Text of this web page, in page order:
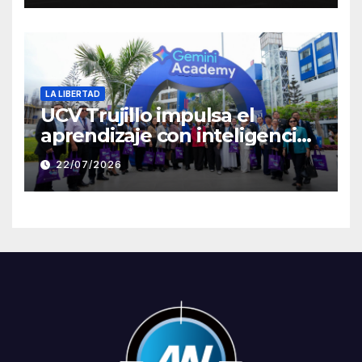
Clement
LA LIBERTAD
UCV Trujillo impulsa el
aprendizaje con inteligencia
artificial a través de Google
Gemini
22/07/2026